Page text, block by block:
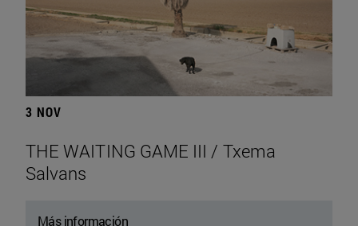
3 NOV
THE WAITING GAME III / Txema
Salvans
Más información